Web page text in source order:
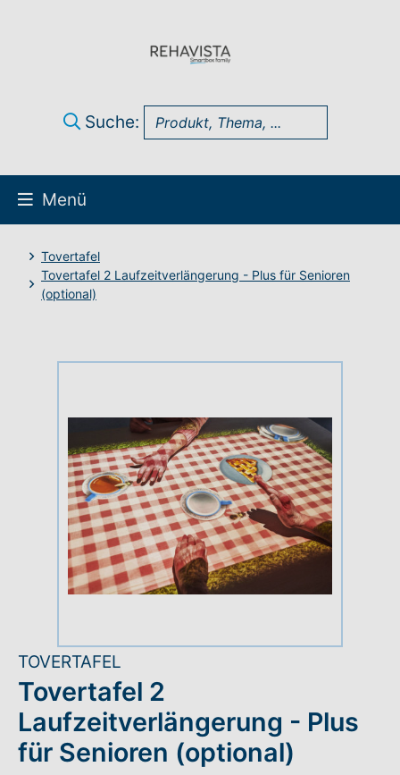
Suche:
Menü
Über uns
UK Infothek
Rundum-Service
Aktuelles
Leichte Sprache
Hilfe + Kontakt
Newsletter
Beratungsanfrage
Tovertafel
Tovertafel 2 Laufzeitverlängerung - Plus für Senioren
(optional)
TOVERTAFEL
Tovertafel 2
Laufzeitverlängerung - Plus
für Senioren (optional)